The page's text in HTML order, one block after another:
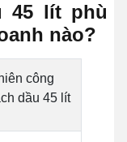
45 lít phù
nào?
công
dầu 45 lít